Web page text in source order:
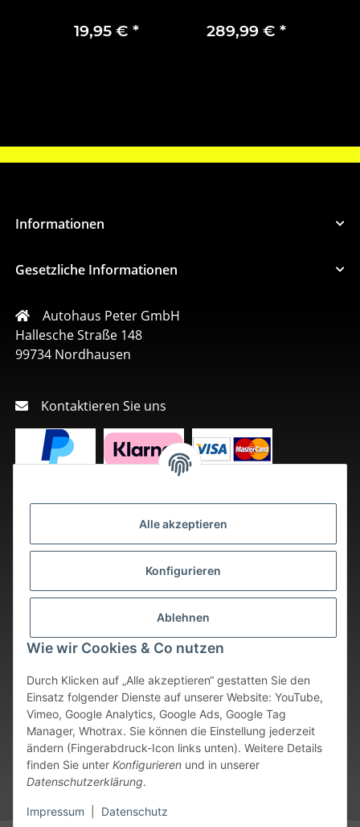
Alle akzeptieren
Konfigurieren
Ablehnen
Wie wir Cookies & Co nutzen
Durch Klicken auf „Alle akzeptieren“ gestatten Sie den
Einsatz folgender Dienste auf unserer Website: YouTube,
Vimeo, Google Analytics, Google Ads, Google Tag
Manager, Whotrax. Sie können die Einstellung jederzeit
ändern (Fingerabdruck-Icon links unten). Weitere Details
finden Sie unter Konfigurieren und in unserer
Datenschutzerklärung.
Impressum Datenschutz
Movano Combo
19,95 € *
Renault Trafic III –
289,99 € *
Informationen
Gesetzliche Informationen
Autohaus Peter GmbH
Hallesche Straße 148
99734 Nordhausen
Kontaktieren Sie uns
Vertrag widerrufen
* Alle Preise inkl. gesetzlicher USt., zzgl.Versand
verfügbaren Artikeln erfolgt der Versand innerhalb von 24